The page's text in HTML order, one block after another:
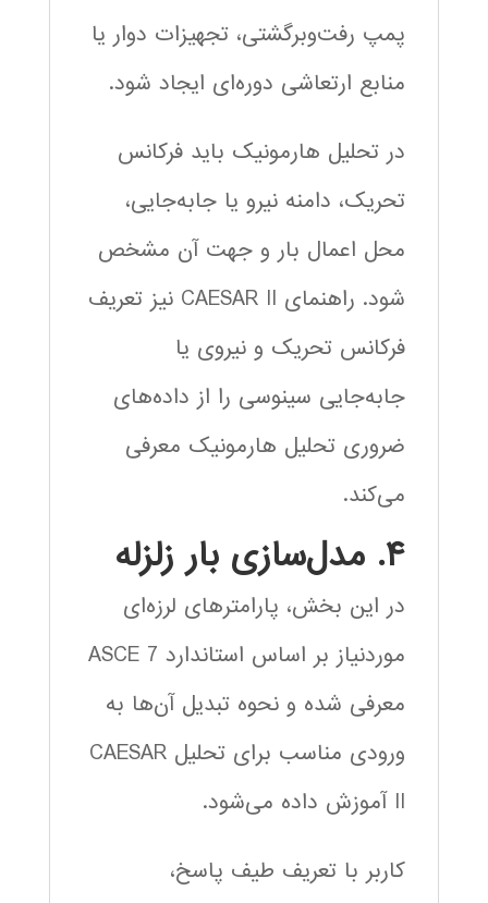
پمپ رفت‌وبرگشتی، تجهیزات دوار یا
منابع ارتعاشی دوره‌ای ایجاد شود.
در تحلیل هارمونیک باید فرکانس
تحریک، دامنه نیرو یا جابه‌جایی،
محل اعمال بار و جهت آن مشخص
شود. راهنمای CAESAR II نیز تعریف
فرکانس تحریک و نیروی یا
جابه‌جایی سینوسی را از داده‌های
ضروری تحلیل هارمونیک معرفی
می‌کند.
۴. مدل‌سازی بار زلزله
در این بخش، پارامترهای لرزه‌ای
موردنیاز بر اساس استاندارد ASCE 7
معرفی شده و نحوه تبدیل آن‌ها به
ورودی مناسب برای تحلیل CAESAR
II آموزش داده می‌شود.
کاربر با تعریف طیف پاسخ،